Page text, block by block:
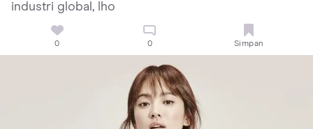
industri global, lho
0 0 Simpan